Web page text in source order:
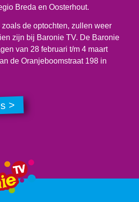
Breda en Oosterhout.
de optochten, zullen weer
zijn bij Baronie TV. De Baronie
van 28 februari t/m 4 maart
de Oranjeboomstraat 198 in
>